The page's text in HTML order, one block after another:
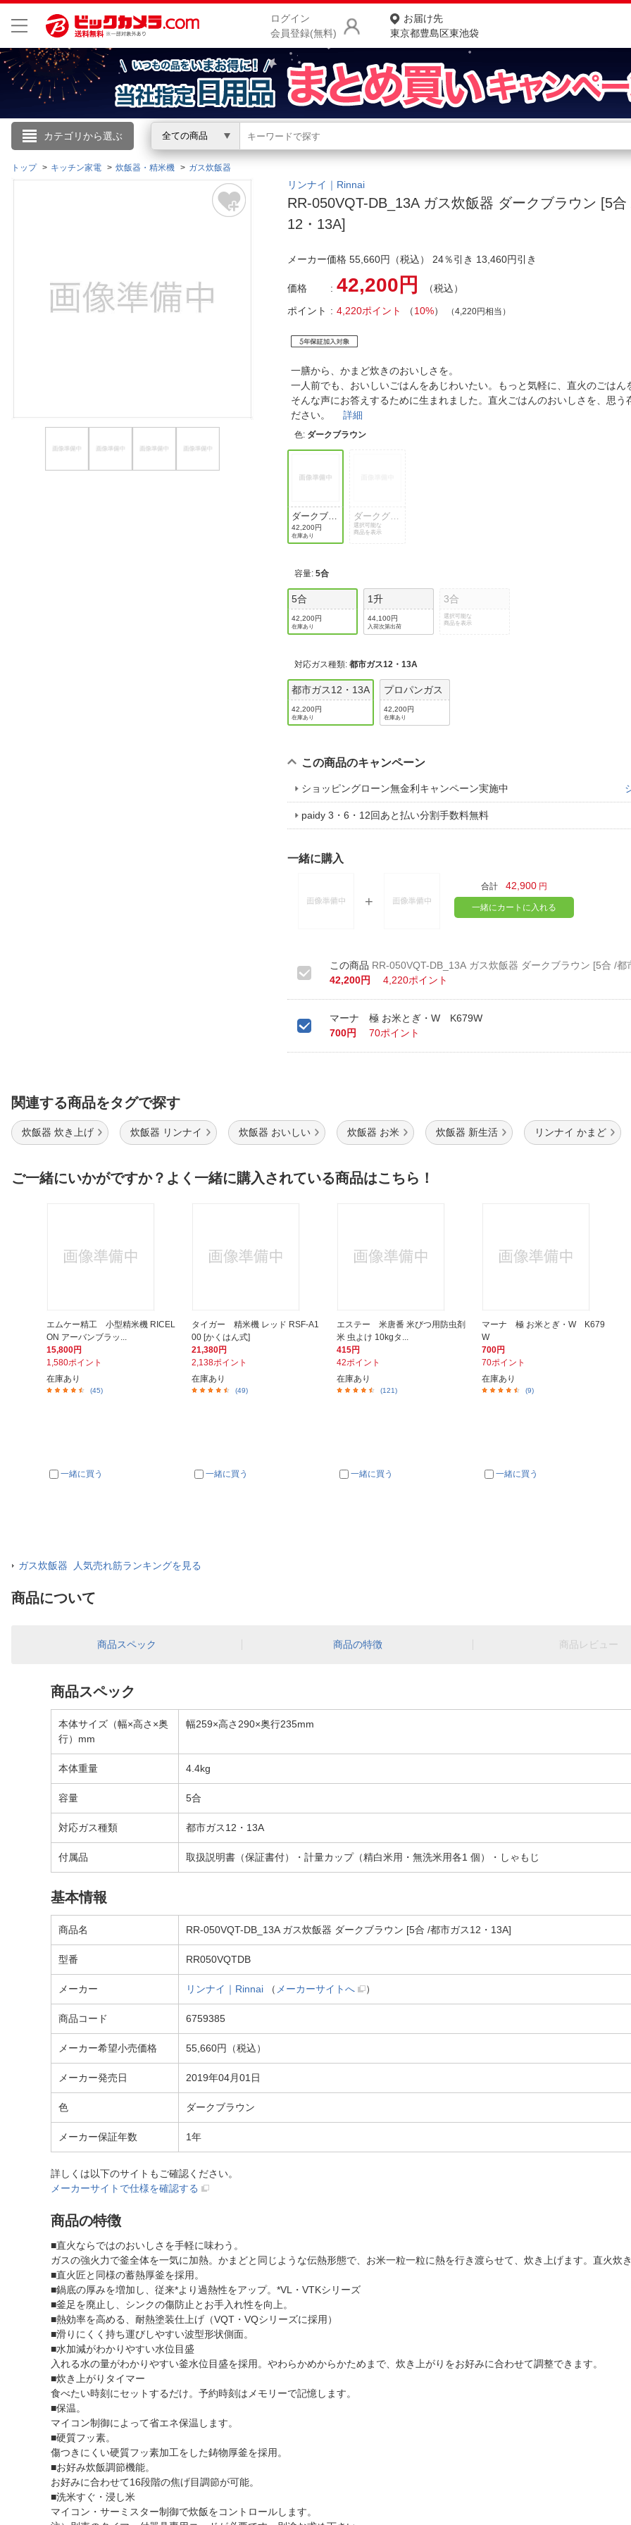
ログイン
会員登録(無料)
お届け先
東京都豊島区東池袋
カテゴリから選ぶ 全ての商品
こんにちは
ログイン
閲覧履歴
商品をさがす
ランキングからさがす
お客様サポート
ご利用ガイド
トップ キッチン家電 炊飯器・精米機 ガス炊飯器
リンナイ｜Rinnai
RR-050VQT-DB_13A ガス炊飯器 ダークブラウン [5合
12・13A]
メーカー価格 55,660円（税込） 24％引き 13,460円引き
価格 42,200円
（税込）
ポイント
4,220ポイント （10%） （4,220円相当）
一膳から、かまど炊きのおいしさを。
一人前でも、おいしいごはんをあじわいたい。もっと気軽に、直火のごはん
そんな声にお答えするために生まれました。直火ごはんのおいしさを、思う
ださい。詳細
色: ダークブラウン
ダークブラ
ウン
42,200円
在庫あり
ダークグレ
ー
選択可能な
商品を表示
容量:5合
5合
42,200円
在庫あり
1升
44,100円
入荷次第出荷
3合
選択可能な
商品を表示
対応ガス種類:都市ガス12・13A
都市ガス12・13A
42,200円
在庫あり
プロパンガス
42,200円
在庫あり
この商品のキャンペーン
ショッピングローン無金利キャンペーン実施中
paidy 3・6・12回あと払い分割手数料無料
一緒に購入
合計 42,900 円
一緒にカートに入れる
RR-050VQT-DB_13A ガス炊飯器 ダークブラウン [5合 /都
42,200円
4,220ポイント
マーナ 極 お米とぎ・W K679W
700円
70ポイント
関連する商品をタグで探す
炊飯器 炊き上げ 炊飯器 リンナイ 炊飯器 おいしい 炊飯器 お米 炊飯器 新生活 リンナイ かまど
ご一緒にいかがですか？よく一緒に購入されている商品はこちら！
エムケー精工 小型精米機 RICEL
ON アーバンブラッ...
15,800円
1,580ポイント
在庫あり
(45)
一緒に買う
タイガー 精米機 レッド RSF-A1
00 [かくはん式]
21,380円
2,138ポイント
在庫あり
(49)
一緒に買う
エステー 米唐番 米びつ用防虫剤
米 虫よけ 10kgタ...
415円
42ポイント
在庫あり
(121)
一緒に買う
マーナ 極 お米とぎ・W K679
W
700円
70ポイント
在庫あり
(9)
一緒に買う
ガス炊飯器 人気売れ筋ランキングを見る
商品について
商品スペック 商品の特徴 商品レビュー
商品スペック
本体サイズ（幅×高さ×奥
行）mm
幅259×高さ290×奥行235mm
本体重量 4.4kg
容量 5合
対応ガス種類 都市ガス12・13A
付属品 取扱説明書（保証書付）・計量カップ（精白米用・無洗米用各1 個）・しゃもじ
基本情報
商品名 RR-050VQT-DB_13A ガス炊飯器 ダークブラウン [5合 /都市ガス12・13A]
型番 RR050VQTDB
メーカー リンナイ｜Rinnai （ メーカーサイトへ ）
商品コード 6759385
メーカー希望小売価格 55,660円（税込）
メーカー発売日 2019年04月01日
色 ダークブラウン
メーカー保証年数 1年
詳しくは以下のサイトもご確認ください。
メーカーサイトで仕様を確認する
商品の特徴
■直火ならではのおいしさを手軽に味わう。
ガスの強火力で釜全体を一気に加熱。かまどと同じような伝熱形態で、お米一粒一粒に熱を行き渡らせて、炊き上げます。直火炊
■直火匠と同様の蓄熱厚釜を採用。
■鍋底の厚みを増加し、従来*より過熱性をアップ。*VL・VTKシリーズ
■釜足を廃止し、シンクの傷防止とお手入れ性を向上。
■熱効率を高める、耐熱塗装仕上げ（VQT・VQシリーズに採用）
■滑りにくく持ち運びしやすい波型形状側面。
■水加減がわかりやすい水位目盛
入れる水の量がわかりやすい釜水位目盛を採用。やわらかめからかためまで、炊き上がりをお好みに合わせて調整できます。
■炊き上がりタイマー
食べたい時刻にセットするだけ。予約時刻はメモリーで記憶します。
■保温。
マイコン制御によって省エネ保温します。
■硬質フッ素。
傷つきにくい硬質フッ素加工をした鋳物厚釜を採用。
■お好み炊飯調節機能。
お好みに合わせて16段階の焦げ目調節が可能。
■洗米すぐ・浸し米
マイコン・サーミスター制御で炊飯をコントロールします。